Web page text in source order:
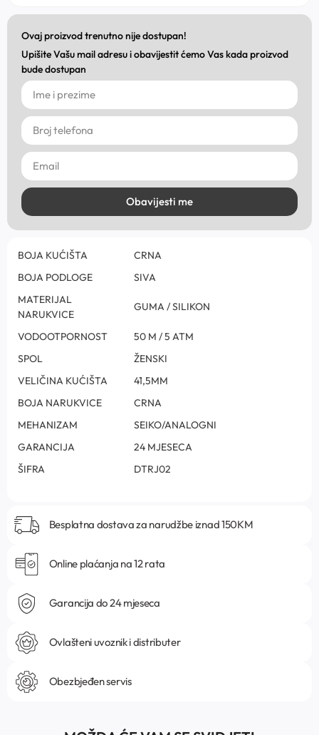
Ovaj proizvod trenutno nije dostupan!
Upišite Vašu mail adresu i obavijestit ćemo Vas kada proizvod
bude dostupan
Obavijesti me
BOJA KUĆIŠTA
CRNA
BOJA PODLOGE
SIVA
MATERIJAL
NARUKVICE
GUMA / SILIKON
VODOOTPORNOST
50 M / 5 ATM
SPOL
ŽENSKI
VELIČINA KUĆIŠTA
41,5MM
BOJA NARUKVICE
CRNA
MEHANIZAM
SEIKO/ANALOGNI
GARANCIJA
24 MJESECA
ŠIFRA
DTRJ02
Besplatna dostava za narudžbe iznad 150KM
Online plaćanja na 12 rata
Garancija do 24 mjeseca
Ovlašteni uvoznik i distributer
Obezbjeđen servis